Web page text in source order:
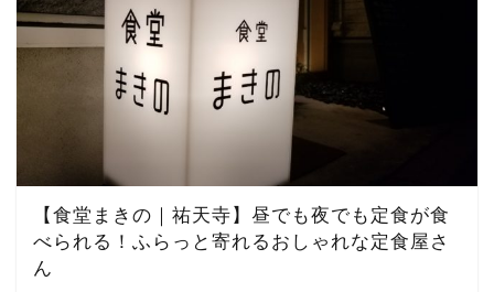
【食堂まきの｜祐天寺】昼でも夜でも定食が食
べられる！ふらっと寄れるおしゃれな定食屋さ
ん